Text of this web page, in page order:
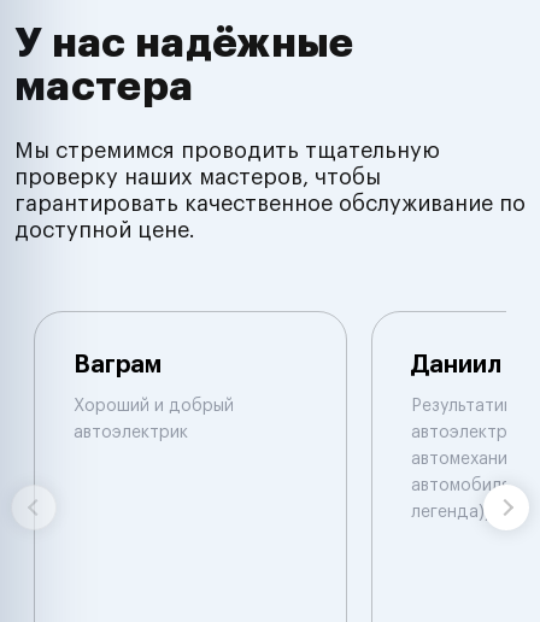
У нас надёжные
мастера
Мы стремимся проводить тщательную
проверку наших мастеров, чтобы
гарантировать качественное обслуживание по
доступной цене.
Ваграм
Хороший и добрый
автоэлектрик
Даниил
автоэлектрик и
автомеханик
автомобилям.
легенда))